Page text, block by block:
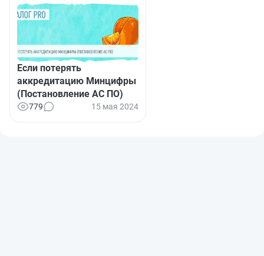
Если потерять
аккредитацию Минцифры
(Постановление АС ПО)
779 15 мая 2024